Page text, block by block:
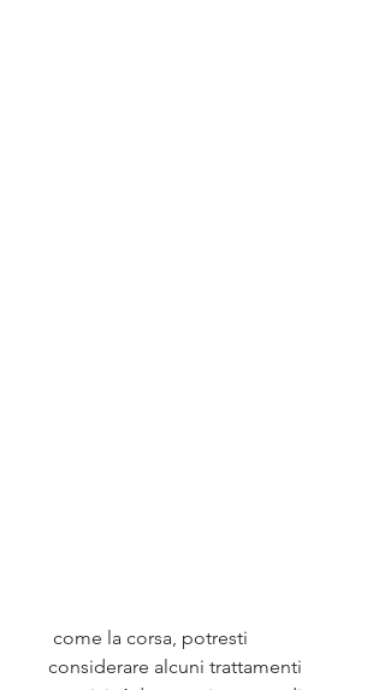
considerare alcuni trattamenti